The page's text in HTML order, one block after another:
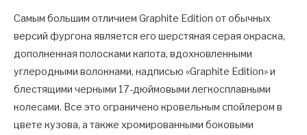
Самым большим отличием Graphite Edition от обычных
версий фургона является его шерстяная серая окраска,
дополненная полосками капота, вдохновленными
углеродными волокнами, надписью «Graphite Edition» и
блестящими черными 17-дюймовыми легкосплавными
колесами. Все это ограничено кровельным спойлером в
цвете кузова, а также хромированными боковыми